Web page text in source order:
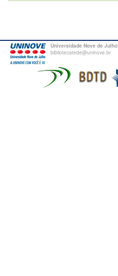
Universidade Nove de Julho
bibliotecatede@uninove.br